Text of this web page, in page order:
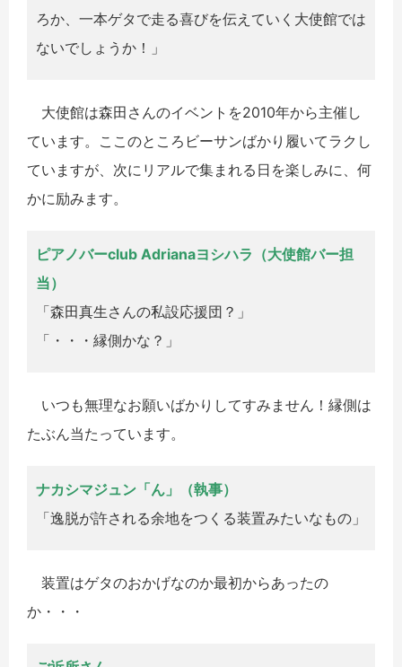
ろか、一本ゲタで走る喜びを伝えていく大使館では
ないでしょうか！」
大使館は森田さんのイベントを2010年から主催し
ています。 ここのところビーサンばかり履いてラクし
ていますが、 次にリアルで集まれる日を楽しみに、何
かに励みます。
ピアノバーclub Adrianaヨシハラ（大使館バー担
当）
「森田真生さんの私設応援団？」
「・・・縁側かな？」
いつも無理なお願いばかりしてすみません！縁側は
たぶん当たっています。
ナカシマジュン「ん」（執事）
「逸脱が許される余地をつくる装置みたいなもの」
装置はゲタのおかげなのか最初からあったの
か・・・